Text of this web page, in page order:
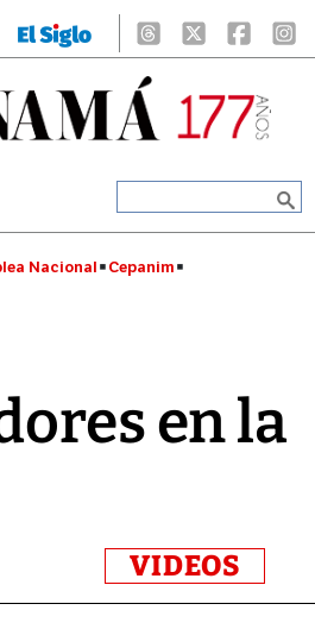
Nacional Cepanim
en la
VIDEOS